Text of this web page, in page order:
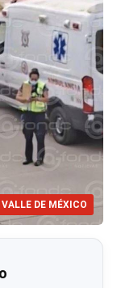
VALLE DE MÉXICO